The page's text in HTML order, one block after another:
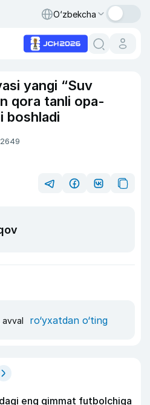
O‘zbekcha
yangi “Suv
qora tanli opa-
boshladi
2649
avval ro‘yxatdan o‘ting
eng qimmat futbolchiga